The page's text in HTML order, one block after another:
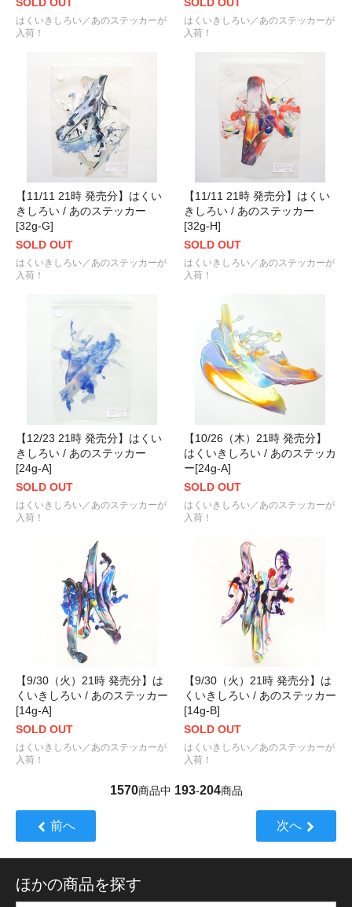
はくいきしろい／あのステッカーが
入荷！
はくいきしろい／あのステッカーが
入荷！
【11/11 21時 発売分】はくい
きしろい / あのステッカー
[32g-G]
SOLD OUT
はくいきしろい／あのステッカーが
入荷！
【11/11 21時 発売分】はくい
きしろい / あのステッカー
[32g-H]
SOLD OUT
はくいきしろい／あのステッカーが
入荷！
【12/23 21時 発売分】はくい
きしろい / あのステッカー
[24g-A]
SOLD OUT
はくいきしろい／あのステッカーが
入荷！
【10/26（木）21時 発売分】
はくいきしろい / あのステッカ
ー[24g-A]
SOLD OUT
はくいきしろい／あのステッカーが
入荷！
【9/30（火）21時 発売分】は
くいきしろい / あのステッカー
[14g-A]
SOLD OUT
はくいきしろい／あのステッカーが
入荷！
【9/30（火）21時 発売分】は
くいきしろい / あのステッカー
[14g-B]
SOLD OUT
はくいきしろい／あのステッカーが
入荷！
1570商品中 193-204商品
前へ 次へ
ほかの商品を探す